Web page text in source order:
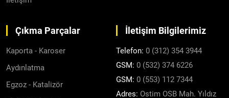
Çıkma Parçalar
Kaporta - Karoser
Aydınlatma
Egzoz - Katalizör
İletişim Bilgilerimiz
Telefon: 0 (312) 354 3944
GSM: 0 (532) 374 6226
GSM: 0 (553) 112 7344
Adres: Ostim OSB Mah. Yıldız